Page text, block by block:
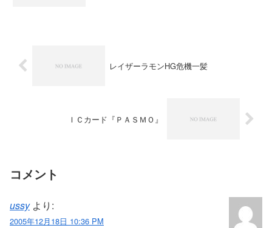
レイザーラモンHG危機一髪
ＩＣカード『ＰＡＳＭＯ』
コメント
ussy より:
2005年12月18日 10:36 PM